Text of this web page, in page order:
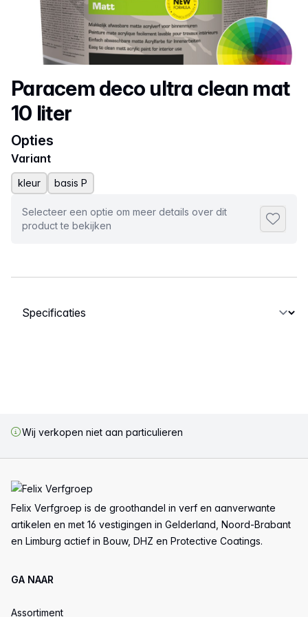
Productnaam
Paracem deco ultra clean mat
10 liter
Opties
Variant
kleur basis P
Selecteer een optie om meer details over dit
product te bekijken
Selecteer een tabblad
Wij verkopen niet aan particulieren
Felix Verfgroep is de groothandel in verf en aanverwante
artikelen en met 16 vestigingen in Gelderland, Noord-Brabant
en Limburg actief in Bouw, DHZ en Protective Coatings.
GA NAAR
Assortiment